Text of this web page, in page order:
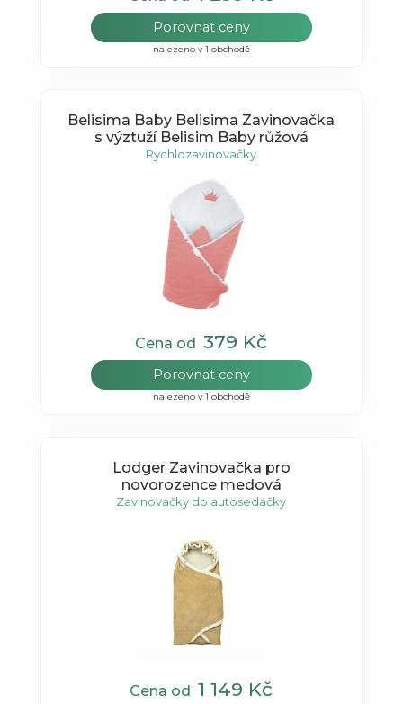
Porovnat ceny
nalezeno v 1 obchodě
Belisima Baby Belisima Zavinovačka
s výztuží Belisim Baby růžová
Rychlozavinovačky
Cena od379 Kč
Porovnat ceny
nalezeno v 1 obchodě
Lodger Zavinovačka pro
novorozence medová
Zavinovačky do autosedačky
Cena od1 149 Kč